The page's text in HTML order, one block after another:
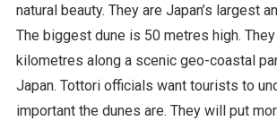
natural beauty. They are Japan’s largest
The biggest dune is 50 metres high.
kilometres along a scenic geo-coastal
Japan. Tottori officials want tourists to
important the dunes are. They will put